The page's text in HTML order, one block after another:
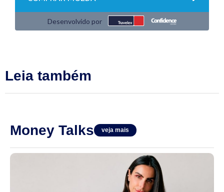
Leia também
Money Talks veja mais